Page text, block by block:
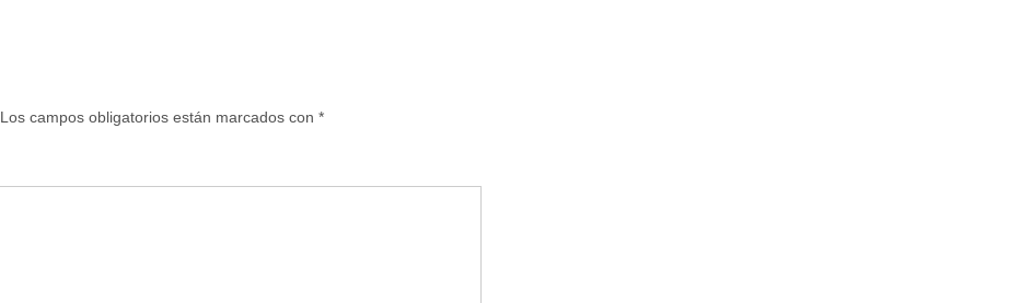
Los campos obligatorios están marcados con *